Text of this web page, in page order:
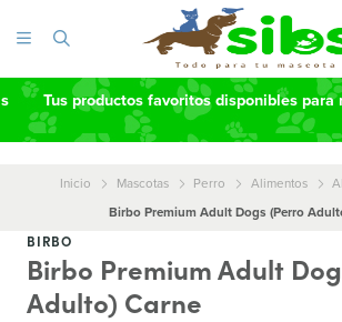
Tus productos favoritos disponibles
Inicio Mascotas Perro Alimentos
Birbo Premium Adult Dogs (Perro
BIRBO
Birbo Premium Adult
Adulto) Carne